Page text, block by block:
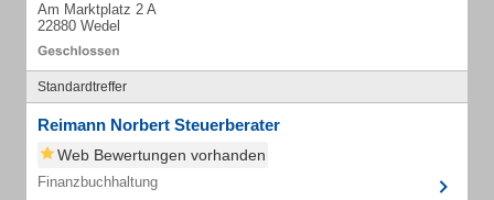
Am Marktplatz 2 A
22880 Wedel
Standardtreffer
Reimann Norbert Steuerberater
Web Bewertungen vorhanden
Finanzbuchhaltung